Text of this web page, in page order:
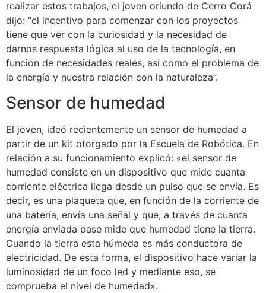
realizar estos trabajos, el joven oriundo de Cerro Corá
dijo: “el incentivo para comenzar con los proyectos
tiene que ver con la curiosidad y la necesidad de
darnos respuesta lógica al uso de la tecnología, en
función de necesidades reales, así como el problema de
la energía y nuestra relación con la naturaleza”.
Sensor de humedad
El joven, ideó recientemente un sensor de humedad a
partir de un kit otorgado por la Escuela de Robótica. En
relación a su funcionamiento explicó: «el sensor de
humedad consiste en un dispositivo que mide cuanta
corriente eléctrica llega desde un pulso que se envía. Es
decir, es una plaqueta que, en función de la corriente de
una batería, envía una señal y que, a través de cuanta
energía enviada pase mide que humedad tiene la tierra.
Cuando la tierra esta húmeda es más conductora de
electricidad. De esta forma, el dispositivo hace variar la
luminosidad de un foco led y mediante eso, se
comprueba el nivel de humedad».